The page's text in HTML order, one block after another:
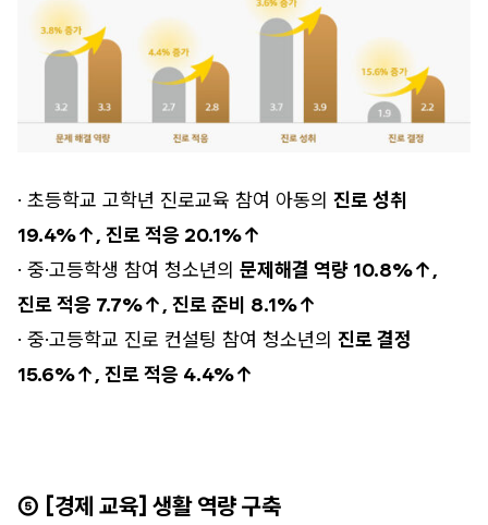
· 초등학교 고학년 진로교육 참여 아동의 진로 성취
19.4%↑, 진로 적응 20.1%↑
· 중·고등학생 참여 청소년의 문제해결 역량 10.8%↑,
진로 적응 7.7%↑, 진로 준비 8.1%↑
· 중·고등학교 진로 컨설팅 참여 청소년의 진로 결정
15.6%↑, 진로 적응 4.4%↑
⑤ [경제 교육] 생활 역량 구축